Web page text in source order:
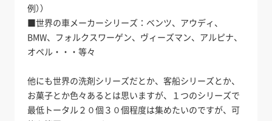
例））
■世界の車メーカーシリーズ：ベンツ、アウディ、
BMW、フォルクスワーゲン、ヴィーズマン、アルピナ、
オペル・・・等々
他にも世界の洗剤シリーズだとか、客船シリーズとか、
お菓子とか色々あるとは思いますが、１つのシリーズで
最低トータル２０個３０個程度は集めたいのですが、可